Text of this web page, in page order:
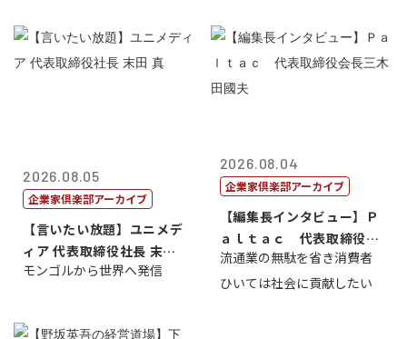
2026.08.05
企業家倶楽部アーカイブ
【言いたい放題】ユニメデ
ィア 代表取締役社長 末田
真
モンゴルから世界へ発信
2026.08.04
企業家倶楽部アーカイブ
【編集長インタビュー】Ｐ
ａｌｔａｃ 代表取締役会
長三木田國夫
流通業の無駄を省き消費者
ひいては社会に貢献したい